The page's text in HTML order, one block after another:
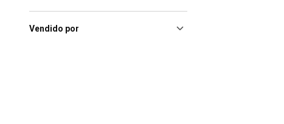
Vendido por